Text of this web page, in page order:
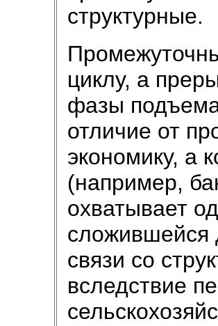
структурные.
циклу, а
фазы
отличие от
экономику, а
(например,
охватывает
сложившейся
связи со
вследствие